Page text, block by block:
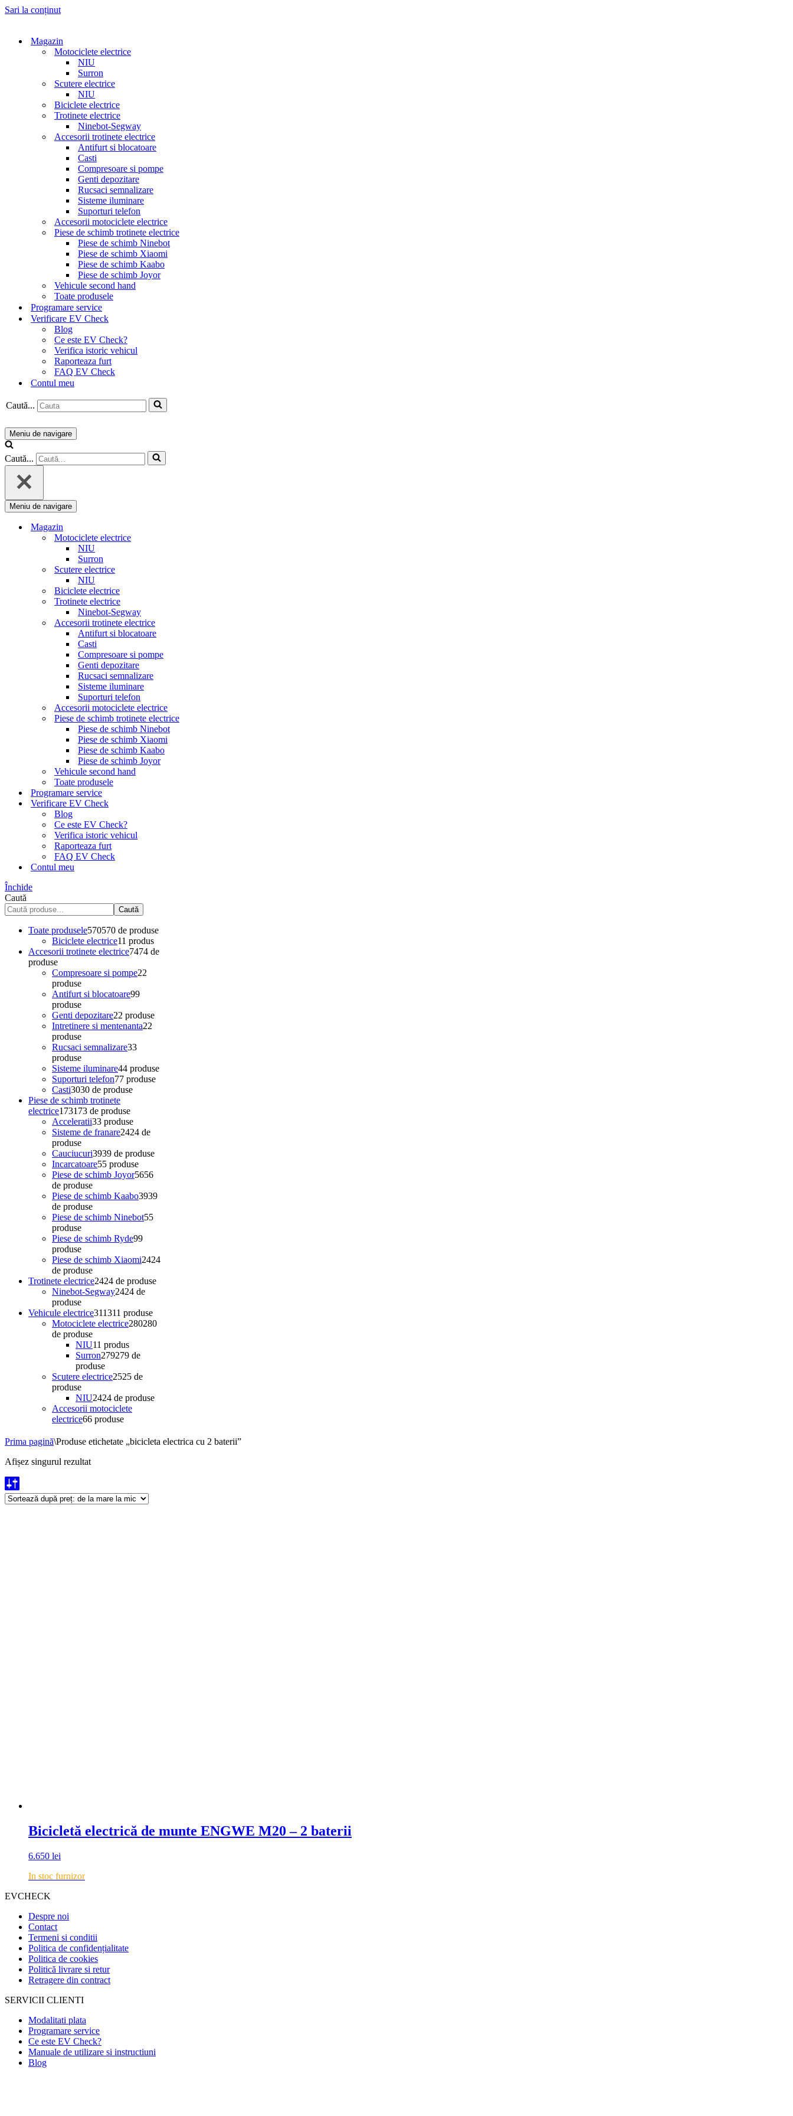
Sari la conținut
Magazin
Motociclete electrice
NIU
Surron
Scutere electrice
NIU
Biciclete electrice
Trotinete electrice
Ninebot-Segway
Accesorii trotinete electrice
Antifurt si blocatoare
Casti
Compresoare si pompe
Genti depozitare
Rucsaci semnalizare
Sisteme iluminare
Suporturi telefon
Accesorii motociclete electrice
Piese de schimb trotinete electrice
Piese de schimb Ninebot
Piese de schimb Xiaomi
Piese de schimb Kaabo
Piese de schimb Joyor
Vehicule second hand
Toate produsele
Programare service
Verificare EV Check
Blog
Ce este EV Check?
Verifica istoric vehicul
Raporteaza furt
FAQ EV Check
Contul meu
Caută...
Meniu de navigare
Caută...
Meniu de navigare
Magazin
Motociclete electrice
NIU
Surron
Scutere electrice
NIU
Biciclete electrice
Trotinete electrice
Ninebot-Segway
Accesorii trotinete electrice
Antifurt si blocatoare
Casti
Compresoare si pompe
Genti depozitare
Rucsaci semnalizare
Sisteme iluminare
Suporturi telefon
Accesorii motociclete electrice
Piese de schimb trotinete electrice
Piese de schimb Ninebot
Piese de schimb Xiaomi
Piese de schimb Kaabo
Piese de schimb Joyor
Vehicule second hand
Toate produsele
Programare service
Verificare EV Check
Blog
Ce este EV Check?
Verifica istoric vehicul
Raporteaza furt
FAQ EV Check
Contul meu
Închide
Caută
Caută
Toate produsele570570 de produse
Biciclete electrice11 produs
Accesorii trotinete electrice7474 de
produse
Compresoare si pompe22
produse
Antifurt si blocatoare99
produse
Genti depozitare22 produse
Intretinere si mentenanta22
produse
Rucsaci semnalizare33
produse
Sisteme iluminare44 produse
Suporturi telefon77 produse
Casti3030 de produse
Piese de schimb trotinete
electrice173173 de produse
Acceleratii33 produse
Sisteme de franare2424 de
produse
Cauciucuri3939 de produse
Incarcatoare55 produse
Piese de schimb Joyor5656
de produse
Piese de schimb Kaabo3939
de produse
Piese de schimb Ninebot55
produse
Piese de schimb Ryde99
produse
Piese de schimb Xiaomi2424
de produse
Trotinete electrice2424 de produse
Ninebot-Segway2424 de
produse
Vehicule electrice311311 produse
Motociclete electrice280280
de produse
NIU11 produs
Surron279279 de
produse
Scutere electrice2525 de
produse
NIU2424 de produse
Accesorii motociclete
electrice66 produse
Prima pagină\Produse etichetate „bicicleta electrica cu 2 baterii”
Afișez singurul rezultat
Bicicletă electrică de munte ENGWE M20 – 2 baterii
6.650 lei
In stoc furnizor
EVCHECK
Despre noi
Contact
Termeni si conditii
Politica de confidențialitate
Politica de cookies
Politică livrare si retur
Retragere din contract
SERVICII CLIENTI
Modalitati plata
Programare service
Ce este EV Check?
Manuale de utilizare si instructiuni
Blog